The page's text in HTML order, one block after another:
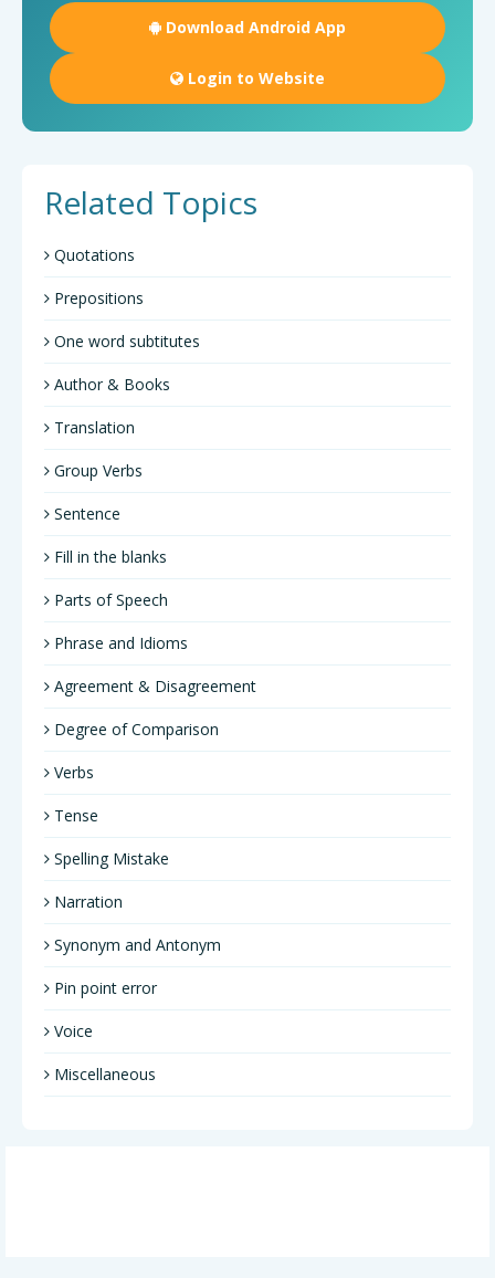
Download Android App
Login to Website
Related Topics
Quotations
Prepositions
One word subtitutes
Author & Books
Translation
Group Verbs
Sentence
Fill in the blanks
Parts of Speech
Phrase and Idioms
Agreement & Disagreement
Degree of Comparison
Verbs
Tense
Spelling Mistake
Narration
Synonym and Antonym
Pin point error
Voice
Miscellaneous